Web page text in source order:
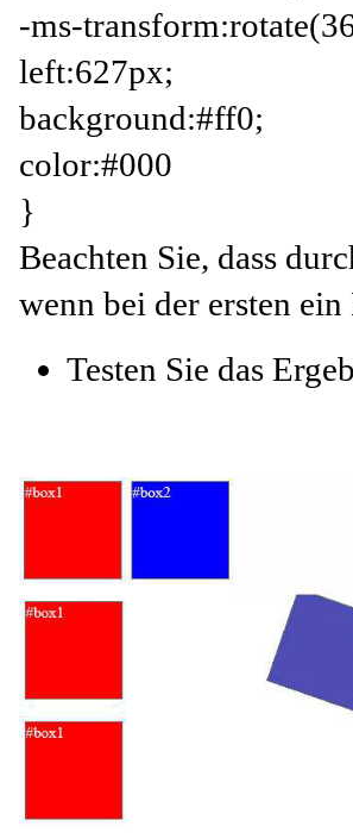
-ms-
left:627px;
background:#ff0;
color:#000
}
Beachten Sie, dass
wenn bei der ersten
Testen Sie das